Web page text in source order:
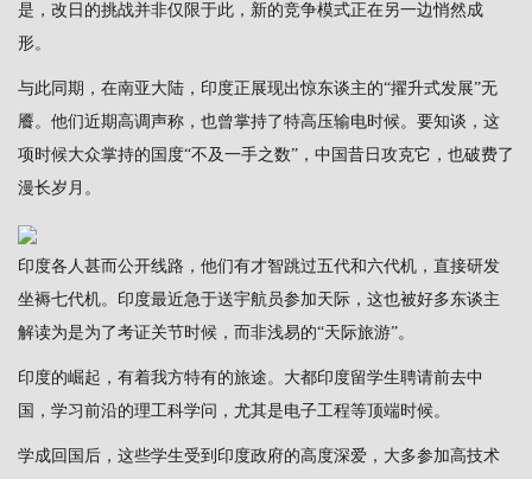
是，改日的挑战并非仅限于此，新的竞争模式正在另一边悄然成
形。
与此同期，在南亚大陆，印度正展现出惊东谈主的“擢升式发展”无
餍。他们近期高调声称，也曾掌持了特高压输电时候。要知谈，这
项时候大众掌持的国度“不及一手之数”，中国昔日攻克它，也破费了
漫长岁月。
印度各人甚而公开线路，他们有才智跳过五代和六代机，直接研发
坐褥七代机。印度最近急于送宇航员参加天际，这也被好多东谈主
解读为是为了考证关节时候，而非浅易的“天际旅游”。
印度的崛起，有着我方特有的旅途。大都印度留学生聘请前去中
国，学习前沿的理工科学问，尤其是电子工程等顶端时候。
学成回国后，这些学生受到印度政府的高度深爱，大多参加高技术